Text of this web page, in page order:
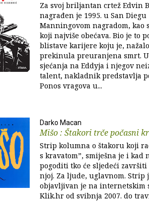
Za svoj briljantan crtež Edvin
nagrađen je 1995. u San Diegu
Manningovom nagradom, kao
koji najviše obećava. Bio je to
blistave karijere koju je,
prekinula preuranjena smrt.
sjećanja na Eddyja i njegov
talent, nakladnik predstavlja
Ponos vragova u...
Darko Macan
Mišo : Štakori trče počasni
Strip kolumna o štakoru koji
s kravatom”, smiješna je i kad
pogoditi tko će sljedeći
njoj. Za ljude, uglavnom. Strip
objavljivan je na internetskim
Klik.hr od svibnja 2007. do